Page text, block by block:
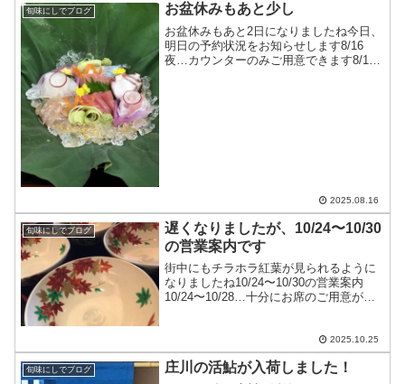
旬味にしでブログ お盆休みもあと少し
お盆休みもあと2日になりましたね今日、
明日の予約状況をお知らせします8/16
夜…カウンターのみご用意できます8/17
2025.08.16
旬味にしでブログ
遅くなりましたが、10/24〜10/30
の営業案内です
街中にもチラホラ紅葉が見られるように
なりましたね10/24〜10/30の営業案内
10/24〜10/28…十分にお席のご用意が出
2025.10.25
旬味にしでブログ 庄川の活鮎が入荷しました！